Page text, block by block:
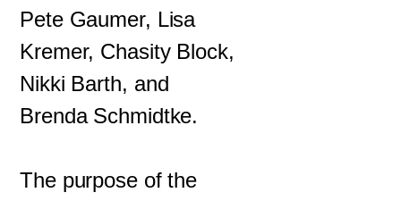
Pete Gaumer, Lisa
Kremer, Chasity Block,
Nikki Barth, and
Brenda Schmidtke.
The purpose of the